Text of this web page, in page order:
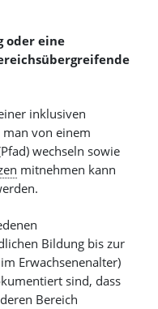
oder eine
inklusiven
von einem
wechseln sowie
mitnehmen kann
Bildung bis zur
Erwachsenenalter)
sind, dass
Bereich